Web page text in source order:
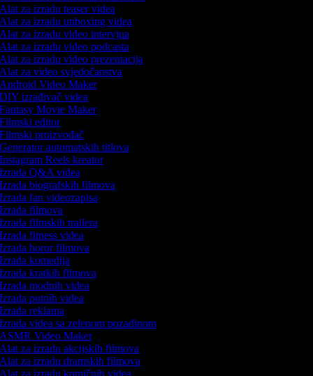
za izradu teaser videa
za izradu unboxing videa
za izradu video intervjua
za izradu video podcasta
za izradu video prezentacija
za video svjedočanstva
Video Maker
izrađivač videa
Movie Maker
editor
proizvođač
automatskih titlova
Reels kreator
Q&A videa
biografskih filmova
fan videozapisa
filmova
filmskih trailera
fitness videa
horor filmova
komedija
kratkih filmova
modnih videa
putnih videa
reklama
videa sa zelenom pozadinom
Video Maker
za izradu akcijskih filmova
za izradu dramskih filmova